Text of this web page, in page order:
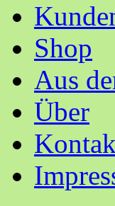
Shop
Aus
Über